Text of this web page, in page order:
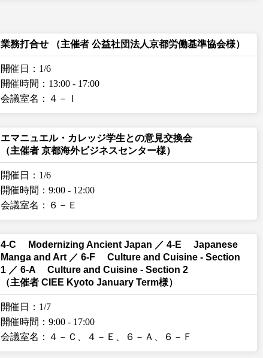
業務打合せ （主催者 公益社団法人京都労働基準協会様）
開催日：1/6
開催時間：13:00 - 17:00
会議室名：４－Ｉ
エマニュエル・カレッジ学生との意見交換会
（主催者 京都海外ビジネスセンター様）
開催日：1/6
開催時間：9:00 - 12:00
会議室名：６－Ｅ
4-C Modernizing Ancient Japan ／ 4-E Japanese
Manga and Art ／ 6-F Culture and Cuisine - Section
1 ／ 6-A Culture and Cuisine - Section 2
（主催者 CIEE Kyoto January Term様）
開催日：1/7
開催時間：9:00 - 17:00
会議室名：４－Ｃ、４－Ｅ、６－Ａ、６－Ｆ